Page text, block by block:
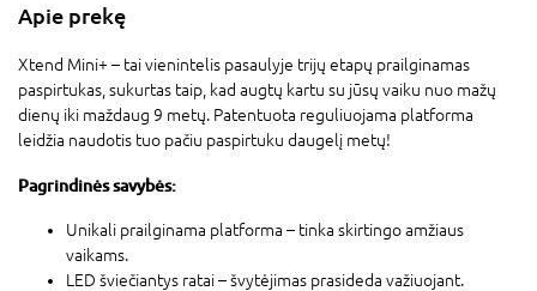
Apie prekę
Xtend Mini+ – tai vienintelis pasaulyje trijų etapų prailginamas
paspirtukas, sukurtas taip, kad augtų kartu su jūsų vaiku nuo mažų
dienų iki maždaug 9 metų. Patentuota reguliuojama platforma
leidžia naudotis tuo pačiu paspirtuku daugelį metų!
Pagrindinės savybės:
Unikali prailginama platforma – tinka skirtingo amžiaus
vaikams.
LED šviečiantys ratai – švytėjimas prasideda važiuojant.